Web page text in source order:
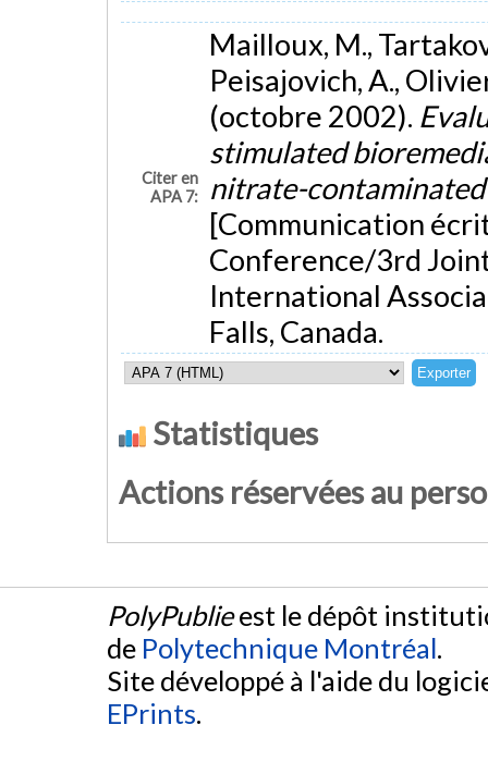
Citer en
APA 7:
Mailloux, M.,
Peisajovich, A.,
(octobre 2002).
stimulated
nitrate-
[Communication
Conference/3rd
International
Falls, Canada.
Statistiques
Actions réservées au
PolyPublieest le dépôt
de Polytechnique Montréal.
Site développé à l'aide du
EPrints.